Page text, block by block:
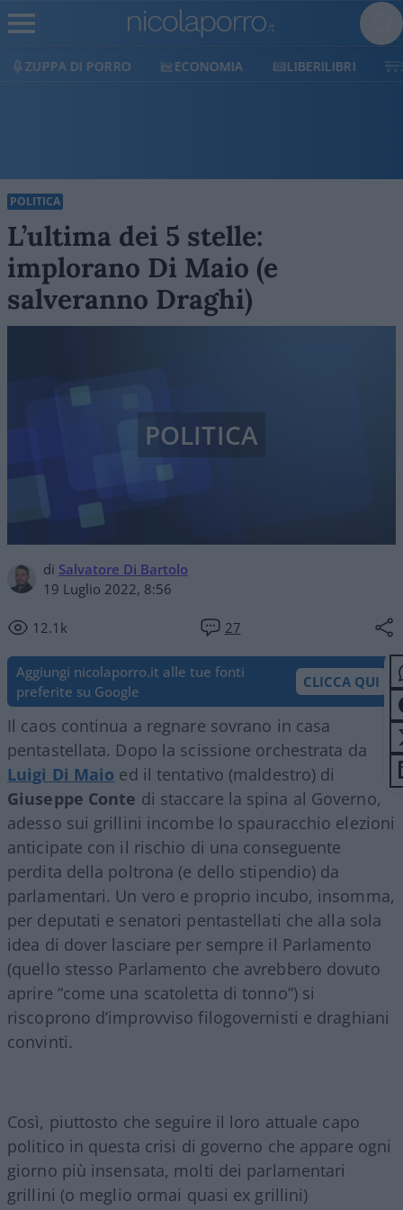
ZUPPA DI PORRO ECONOMIA LIBERILIBRI
POLITICA
L’ultima dei 5 stelle:
implorano Di Maio (e
salveranno Draghi)
di Salvatore Di Bartolo
19 Luglio 2022, 8:56
12.1k 27
POLITICA
Aggiungi nicolaporro.it alle tue fonti
preferite su Google
CLICCA QUI
Il caos continua a regnare sovrano in casa
pentastellata. Dopo la scissione orchestrata da
Luigi Di Maio ed il tentativo (maldestro) di
Giuseppe Conte di staccare la spina al Governo,
adesso sui grillini incombe lo spauracchio elezioni
anticipate con il rischio di una conseguente
perdita della poltrona (e dello stipendio) da
parlamentari. Un vero e proprio incubo, insomma,
per deputati e senatori pentastellati che alla sola
idea di dover lasciare per sempre il Parlamento
(quello stesso Parlamento che avrebbero dovuto
aprire “come una scatoletta di tonno”) si
riscoprono d’improvviso filogovernisti e draghiani
convinti.
Così, piuttosto che seguire il loro attuale capo
politico in questa crisi di governo che appare ogni
giorno più insensata, molti dei parlamentari
grillini (o meglio ormai quasi ex grillini)